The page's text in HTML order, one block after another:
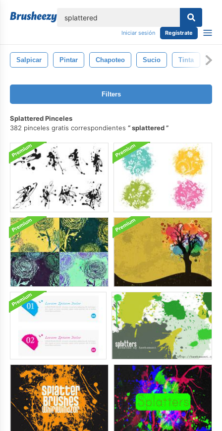
Iniciar sesión Regístrate
Salpicar Pintar Chapoteo Sucio Tinta
Filters
Splattered Pinceles
382 pinceles gratis correspondientes
splattered